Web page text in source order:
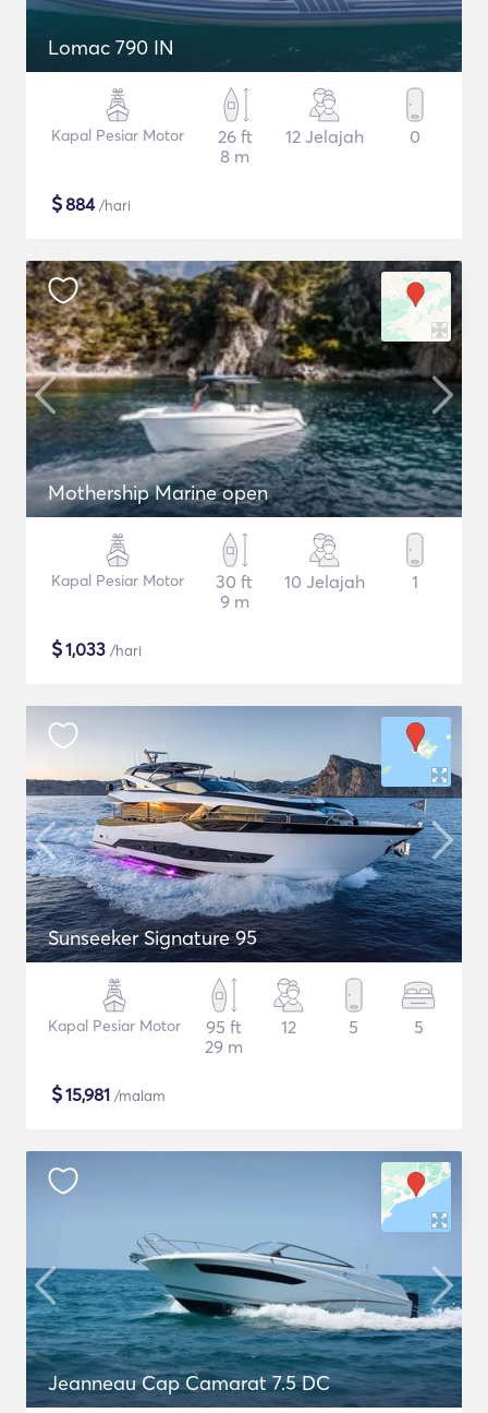
Lomac 790 IN
Kapal Pesiar Motor
26 ft
8 m
12 Jelajah 0
$884/hari
Mothership Marine open
Kapal Pesiar Motor
30 ft
9 m
10 Jelajah 1
$1,033 /hari
Sunseeker Signature 95
Kapal Pesiar Motor
95 ft
29 m
12 5 5
$15,981 /malam
Jeanneau Cap Camarat 7.5 DC